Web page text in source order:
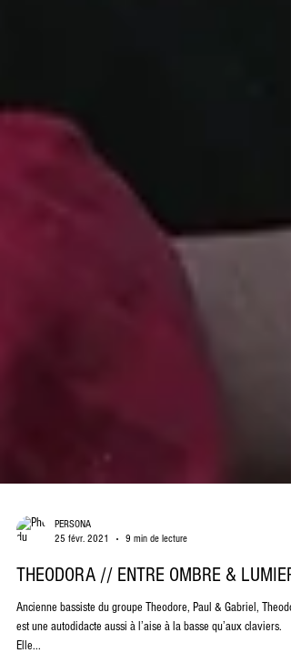
25 févr. 2021
9 min de lecture
THEODORA // ENTRE OMBRE &